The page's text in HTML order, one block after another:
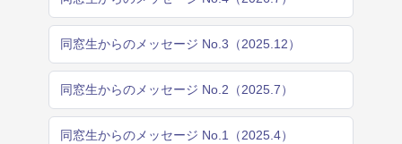
同窓生からのメッセージ No.3（2025.12）
同窓生からのメッセージ No.2（2025.7）
同窓生からのメッセージ No.1（2025.4）